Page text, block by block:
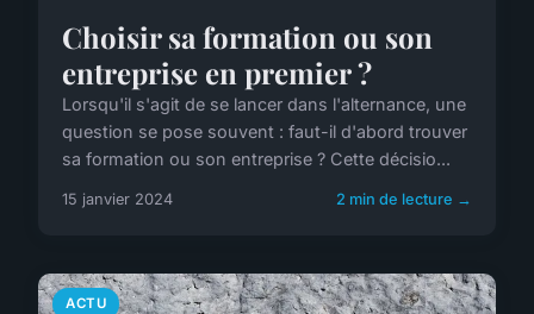
Choisir sa formation ou son
entreprise en premier ?
Lorsqu'il s'agit de se lancer dans l'alternance, une
question se pose souvent : faut-il d'abord trouver
sa formation ou son entreprise ? Cette décisio...
15 janvier 2024 2 min de lecture →
ACTU